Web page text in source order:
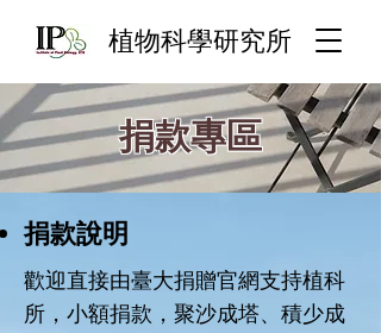
​植物科學研究所
捐款專區
​捐款說明
歡迎直接由臺大捐贈官網支持植科
所，小額捐款，聚沙成塔、積少成